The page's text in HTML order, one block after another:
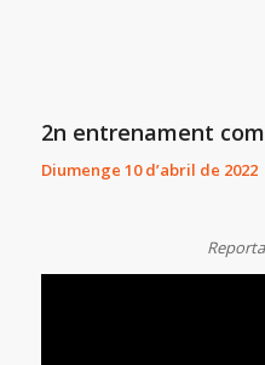
2n entrenament
Diumenge 10 d’abril de 2022